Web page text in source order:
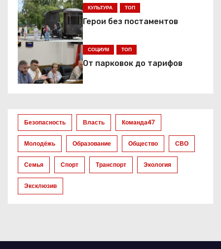
ц
и
я
п
з
а
п
и
с
м
КУЛЬТУРА ТОП
Герои без постаментов
СОЦИУМ ТОП
От парковок до тарифов
Безопасность Власть Команда47
Молодёжь Образование Общество СВО
Семья Спорт Транспорт Экология
Эксклюзив